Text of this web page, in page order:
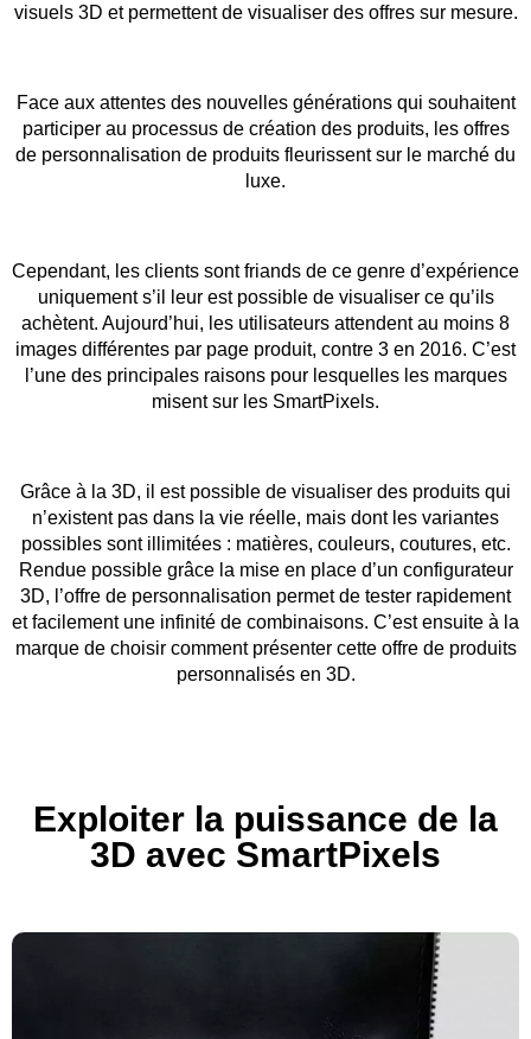
visuels 3D et permettent de visualiser des offres sur mesure.
Face aux attentes des nouvelles générations qui souhaitent
participer au processus de création des produits, les offres
de personnalisation de produits fleurissent sur le marché du
luxe.
Cependant, les clients sont friands de ce genre d’expérience
uniquement s’il leur est possible de visualiser ce qu’ils
achètent. Aujourd’hui, les utilisateurs attendent au moins 8
images différentes par page produit, contre 3 en 2016. C’est
l’une des principales raisons pour lesquelles les marques
misent sur les SmartPixels.
Grâce à la 3D, il est possible de visualiser des produits qui
n’existent pas dans la vie réelle, mais dont les variantes
possibles sont illimitées : matières, couleurs, coutures, etc.
Rendue possible grâce la mise en place d’un configurateur
3D, l’offre de personnalisation permet de tester rapidement
et facilement une infinité de combinaisons. C’est ensuite à la
marque de choisir comment présenter cette offre de produits
personnalisés en 3D.
Exploiter la puissance de la
3D avec SmartPixels